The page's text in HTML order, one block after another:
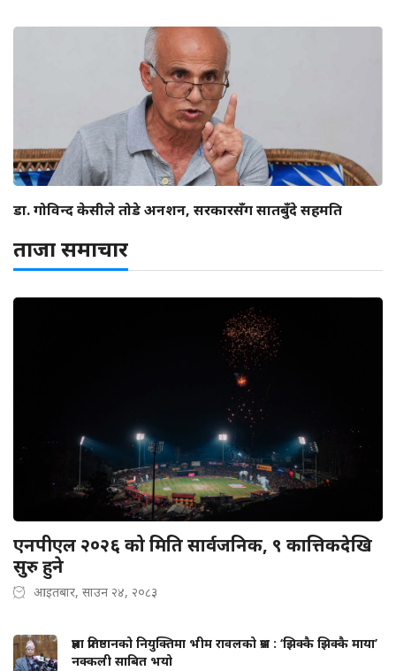
डा. गोविन्द केसीले तोडे अनशन, सरकारसँग सातबुँदे सहमति
ताजा समाचार
एनपीएल २०२६ को मिति सार्वजनिक, ९ कात्तिकदेखि
सुरु हुने
आइतबार, साउन २४, २०८३
प्रज्ञा प्रतिष्ठानको नियुक्तिमा भीम रावलको प्रश्न : ‘झिक्कै झिक्कै माया’
नक्कली साबित भयो